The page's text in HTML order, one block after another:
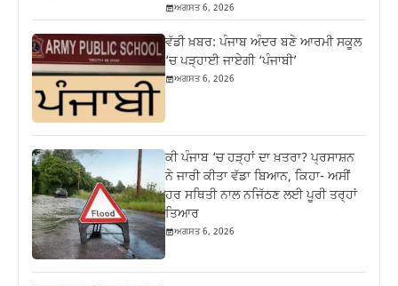
ਅਗਸਤ 6, 2026
ਵੱਡੀ ਖ਼ਬਰ: ਪੰਜਾਬ ਅੰਦਰ ਬਣੇ ਆਰਮੀ ਸਕੂਲ
‘ਚ ਪੜ੍ਹਾਈ ਜਾਏਗੀ ‘ਪੰਜਾਬੀ’
ਅਗਸਤ 6, 2026
ਕੀ ਪੰਜਾਬ ‘ਚ ਹੜ੍ਹਾਂ ਦਾ ਖ਼ਤਰਾ? ਪ੍ਰਸਾਸ਼ਨ
ਨੇ ਜਾਰੀ ਕੀਤਾ ਵੱਡਾ ਬਿਆਨ, ਕਿਹਾ- ਅਸੀਂ
ਹਰ ਸਥਿਤੀ ਨਾਲ ਨਜਿੱਠਣ ਲਈ ਪੂਰੀ ਤਰ੍ਹਾਂ
ਤਿਆਰ
ਅਗਸਤ 6, 2026